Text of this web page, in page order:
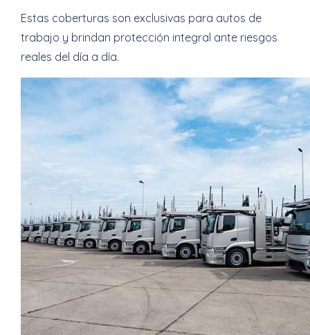
Estas coberturas son exclusivas para autos de
trabajo y brindan protección integral ante riesgos
reales del día a día.